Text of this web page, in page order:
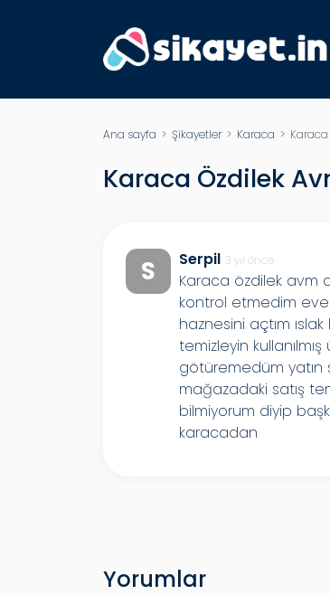
Ana sayfa > Şikayetler> Karaca >
Karaca Özdilek
S Serpil 3 yıl önce
Karaca özdilek avm
kontrol etmedim eve
haznesini açtım
temizleyin
götüremedüm yatın
mağazadaki satış
bilmiyorum diyip
karacadan
Yorumlar